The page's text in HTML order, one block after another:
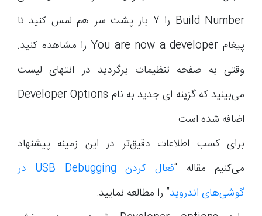
Build Number را 7 بار پشت سر هم لمس کنید تا
پیغام You are now a developer را مشاهده کنید.
وقتی به صفحه تنظیمات برگردید در انتهای لیست
می‌بینید که گزینه ای جدید به نام Developer Options
اضافه شده است.
برای کسب اطلاعات دقیق‌تر در این زمینه پیشنهاد
می‌کنیم مقاله “
فعال کردن USB Debugging در
گوشی‌های اندروید” را مطالعه نمایید.